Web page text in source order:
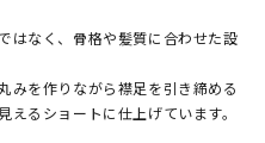
はなく、骨格や髪質に合わせた設
みを作りながら襟足を引き締める
るショートに仕上げています。